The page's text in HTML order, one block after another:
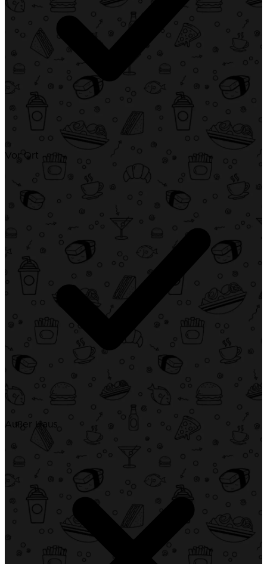
Vor Ort
Außer Haus